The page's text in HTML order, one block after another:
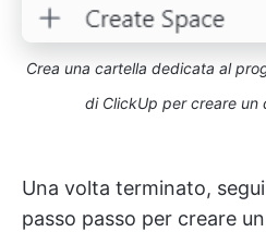
Crea una cartella dedicata al
di ClickUp per creare un
Una volta terminato,
passo passo per creare